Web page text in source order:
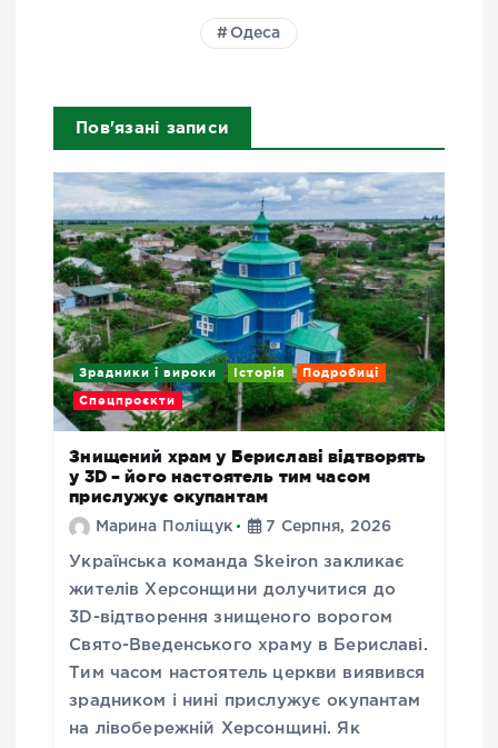
Одеса
Пов'язані записи
Зрадники і вироки Історія Подробиці
Спецпроєкти
Знищений храм у Бериславі відтворять
у 3D – його настоятель тим часом
прислужує окупантам
Марина Поліщук 7 Серпня, 2026
Українська команда Skeiron закликає
жителів Херсонщини долучитися до
3D-відтворення знищеного ворогом
Свято-Введенського храму в Бериславі.
Тим часом настоятель церкви виявився
зрадником і нині прислужує окупантам
на лівобережній Херсонщині. Як